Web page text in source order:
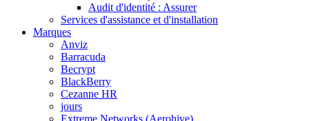
Audit d'identité : Assurer
Services d'assistance et d'installation
Marques
Anviz
Barracuda
Becrypt
BlackBerry
Cezanne HR
jours